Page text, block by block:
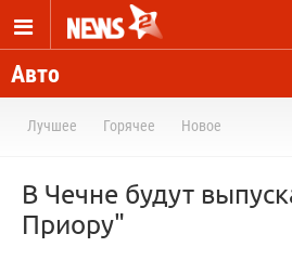
Авто
Лучшее Горячее Новое
В Чечне будут
Приору"